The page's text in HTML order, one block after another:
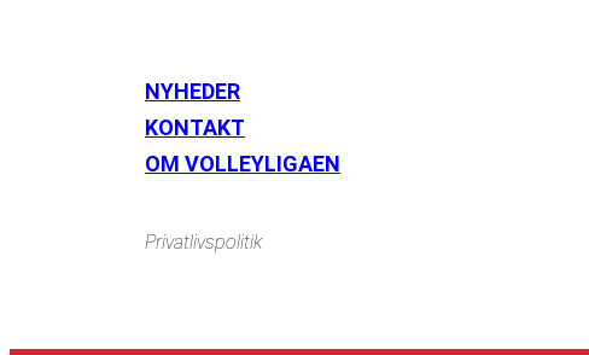
NYHEDER
KONTAKT
OM VOLLEYLIGAEN
Privatlivspolitik